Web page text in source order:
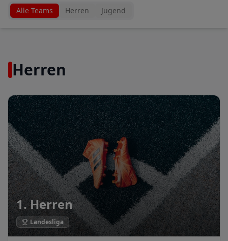
Alle Teams Herren Jugend
Herren
1. Herren
Landesliga